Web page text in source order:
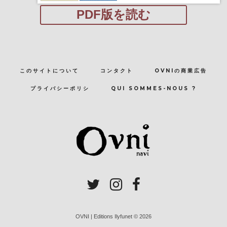
PDF版を読む
このサイトについて コンタクト OVNIの商業広告
プライバシーポリシ QUI SOMMES-NOUS ?
OVNI | Editions Ilyfunet © 2026